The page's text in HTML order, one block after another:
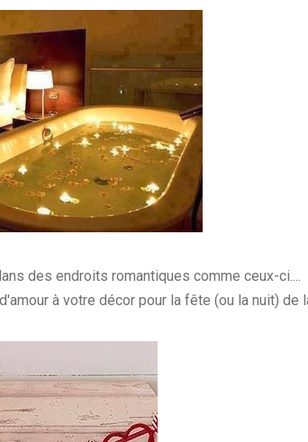
des endroits romantiques comme ceux-ci....
à votre décor pour la fête (ou la nuit) de